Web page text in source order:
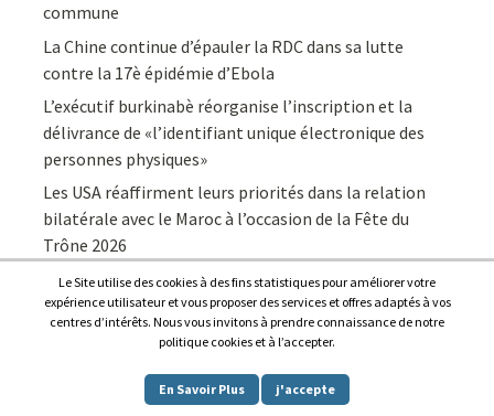
commune
La Chine continue d’épauler la RDC dans sa lutte
contre la 17è épidémie d’Ebola
L’exécutif burkinabè réorganise l’inscription et la
délivrance de «l’identifiant unique électronique des
personnes physiques»
Les USA réaffirment leurs priorités dans la relation
bilatérale avec le Maroc à l’occasion de la Fête du
Trône 2026
Afrique7, l’info du continent en continu
Proudly powered by WordPress.| Theme: Awaken by
Le Site utilise des cookies à des fins statistiques pour améliorer votre
expérience utilisateur et vous proposer des services et offres adaptés à vos
centres d’intérêts. Nous vous invitons à prendre connaissance de notre
politique cookies et à l’accepter.
En Savoir Plus j'accepte